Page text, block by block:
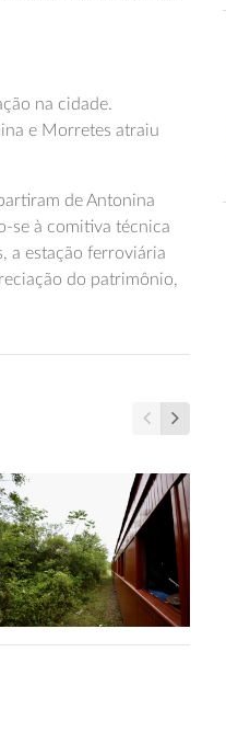
na cidade.
e Morretes atraiu
de Antonina
se à comitiva técnica
a estação ferroviária
do patrimônio,